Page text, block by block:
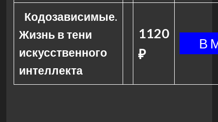
Кодозависимые.
Жизнь в тени
искусственного
интеллекта
1120
₽